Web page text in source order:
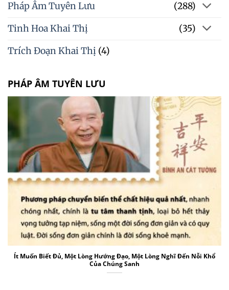
Pháp Âm Tuyên Lưu
(288)
Tinh Hoa Khai Thị
(35)
Trích Đoạn Khai Thị (4)
PHÁP ÂM TUYÊN LƯU
Ít Muốn Biết Đủ, Một Lòng Hướng Đạo, Một Lòng Nghĩ Đến Nỗi Khổ
Của Chúng Sanh